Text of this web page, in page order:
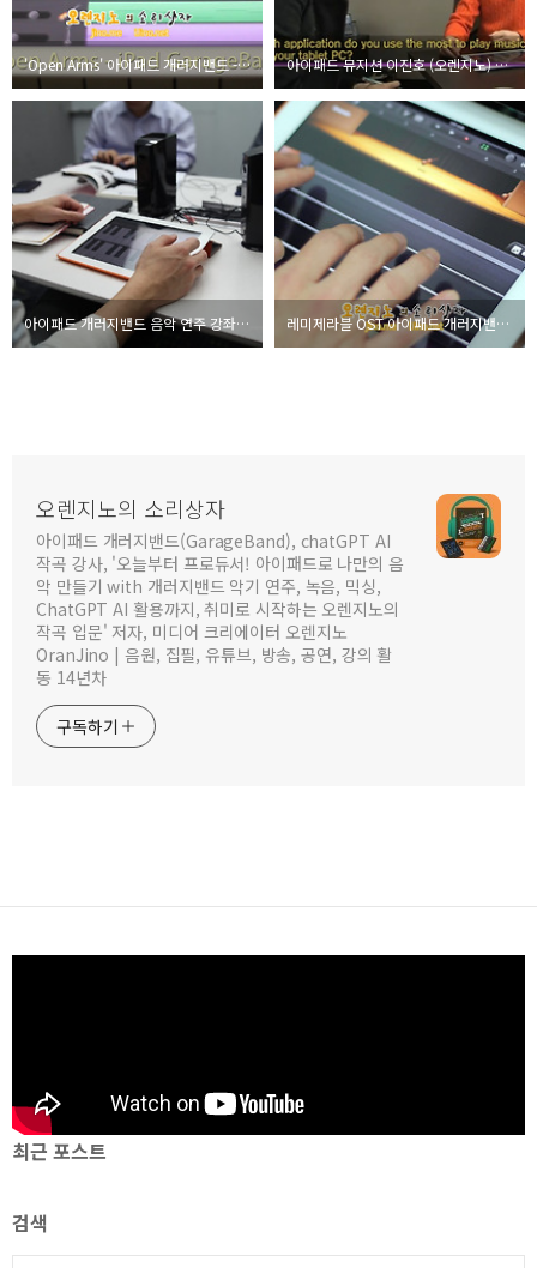
'Open Arms' 아이패드 개러지밴드 - 편곡, 연주, 노래 오렌지노 아이패드 뮤지션 이진호 (오렌지노) 아리랑tv 출연
아이패드 개러지밴드 음악 연주 강좌 2월 13일 개강 레미제라블 OST 아이패드 개러지밴드 연주 동영상
오렌지노의 소리상자
아이패드 개러지밴드(GarageBand), chatGPT AI
작곡 강사, '오늘부터 프로듀서! 아이패드로 나만의 음
악 만들기 with 개러지밴드 악기 연주, 녹음, 믹싱,
ChatGPT AI 활용까지, 취미로 시작하는 오렌지노의
작곡 입문' 저자, 미디어 크리에이터 오렌지노
OranJino | 음원, 집필, 유튜브, 방송, 공연, 강의 활
동 14년차
구독하기
최근 포스트
검색